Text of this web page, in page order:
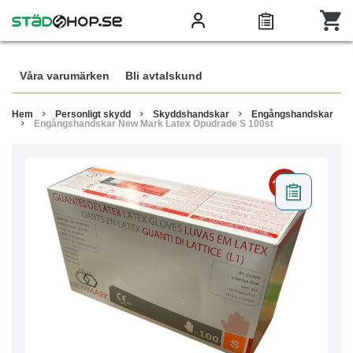
Våra varumärken Bli avtalskund
Hem Personligt skydd Skyddshandskar
Engångshandskar
Engångshandskar New Mark Latex Opudrade S 100st